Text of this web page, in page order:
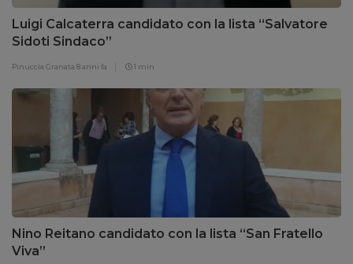
Luigi Calcaterra candidato con la lista “Salvatore
Sidoti Sindaco”
Pinuccia Granata 8 anni fa 1 min
Nino Reitano candidato con la lista “San Fratello
Viva”